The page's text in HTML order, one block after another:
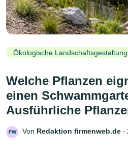
Ökologische Landschaftsgestaltung
Welche Pflanzen
einen
Ausführliche
FW Von Redaktion firmenweb.de ‧